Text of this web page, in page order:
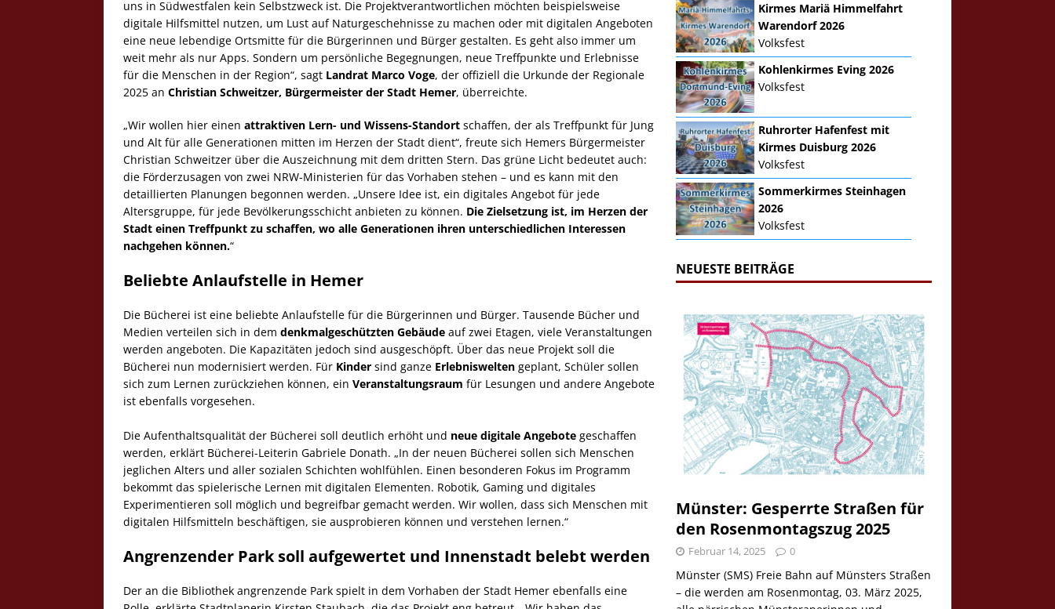
uns in Südwestfalen kein Selbstzweck ist. Die Projektverantwortlichen möchten beispielsweise
digitale Hilfsmittel nutzen, um Lust auf Naturgeschehnisse zu machen oder mit digitalen Angeboten
eine neue lebendige Ortsmitte für die Bürgerinnen und Bürger gestalten. Es geht also immer um
weit mehr als nur Apps. Sondern um persönliche Begegnungen, neue Treffpunkte und Erlebnisse
für die Menschen in der Region“, sagt Landrat Marco Voge, der offiziell die Urkunde der Regionale
2025 an Christian Schweitzer, Bürgermeister der Stadt Hemer, überreichte.
„Wir wollen hier einen attraktiven Lern- und Wissens-Standort schaffen, der als Treffpunkt für Jung
und Alt für alle Generationen mitten im Herzen der Stadt dient“, freute sich Hemers Bürgermeister
Christian Schweitzer über die Auszeichnung mit dem dritten Stern. Das grüne Licht bedeutet auch:
die Förderzusagen von zwei NRW-Ministerien für das Vorhaben stehen – und es kann mit den
detaillierten Planungen begonnen werden. „Unsere Idee ist, ein digitales Angebot für jede
Altersgruppe, für jede Bevölkerungsschicht anbieten zu können. Die Zielsetzung ist, im Herzen der
Stadt einen Treffpunkt zu schaffen, wo alle Generationen ihren unterschiedlichen Interessen
nachgehen können.“
Beliebte Anlaufstelle in Hemer
Die Bücherei ist eine beliebte Anlaufstelle für die Bürgerinnen und Bürger. Tausende Bücher und
Medien verteilen sich in dem denkmalgeschützten Gebäude auf zwei Etagen, viele Veranstaltungen
werden angeboten. Die Kapazitäten jedoch sind ausgeschöpft. Über das neue Projekt soll die
Bücherei nun modernisiert werden. Für Kinder sind ganze Erlebniswelten geplant, Schüler sollen
sich zum Lernen zurückziehen können, ein Veranstaltungsraum für Lesungen und andere Angebote
ist ebenfalls vorgesehen.
Die Aufenthaltsqualität der Bücherei soll deutlich erhöht und neue digitale Angebote geschaffen
werden, erklärt Bücherei-Leiterin Gabriele Donath. „In der neuen Bücherei sollen sich Menschen
jeglichen Alters und aller sozialen Schichten wohlfühlen. Einen besonderen Fokus im Programm
bekommt das spielerische Lernen mit digitalen Elementen. Robotik, Gaming und digitales
Experimentieren soll möglich und begreifbar gemacht werden. Wir wollen, dass sich Menschen mit
digitalen Hilfsmitteln beschäftigen, sie ausprobieren können und verstehen lernen.“
Angrenzender Parksoll aufgewertet und Innenstadt belebt werden
Der an die Bibliothek angrenzende Park spielt in dem Vorhaben der Stadt Hemer ebenfalls eine
Kirmes Mariä Himmelfahrt
Warendorf 2026
Volksfest
Kohlenkirmes Eving 2026
Volksfest
Ruhrorter Hafenfest mit
Kirmes Duisburg 2026
Volksfest
Sommerkirmes Steinhagen
2026
Volksfest
NEUESTE BEITRÄGE
Münster: Gesperrte Straßen für
den Rosenmontagszug 2025
Februar 14, 2025 0
Münster (SMS) Freie Bahn auf Münsters Straßen
– die werden am Rosenmontag, 03. März 2025,